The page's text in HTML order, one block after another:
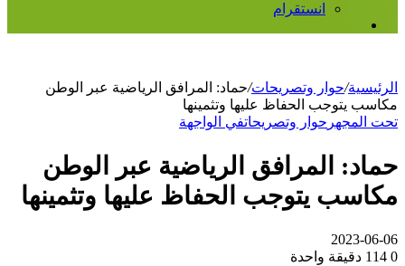
انستقرام
الرئيسية/حوار وتصريحات/حماد: المرافق الرياضية عبر الوطن
مكاسب يتوجب الحفاظ عليها وتثمينها
تحت المجهر حوار وتصريحاتفي الواجهة
حماد: المرافق الرياضية عبر الوطن
مكاسب يتوجب الحفاظ عليها وتثمينها
2023-06-06
0
دقيقة واحدة